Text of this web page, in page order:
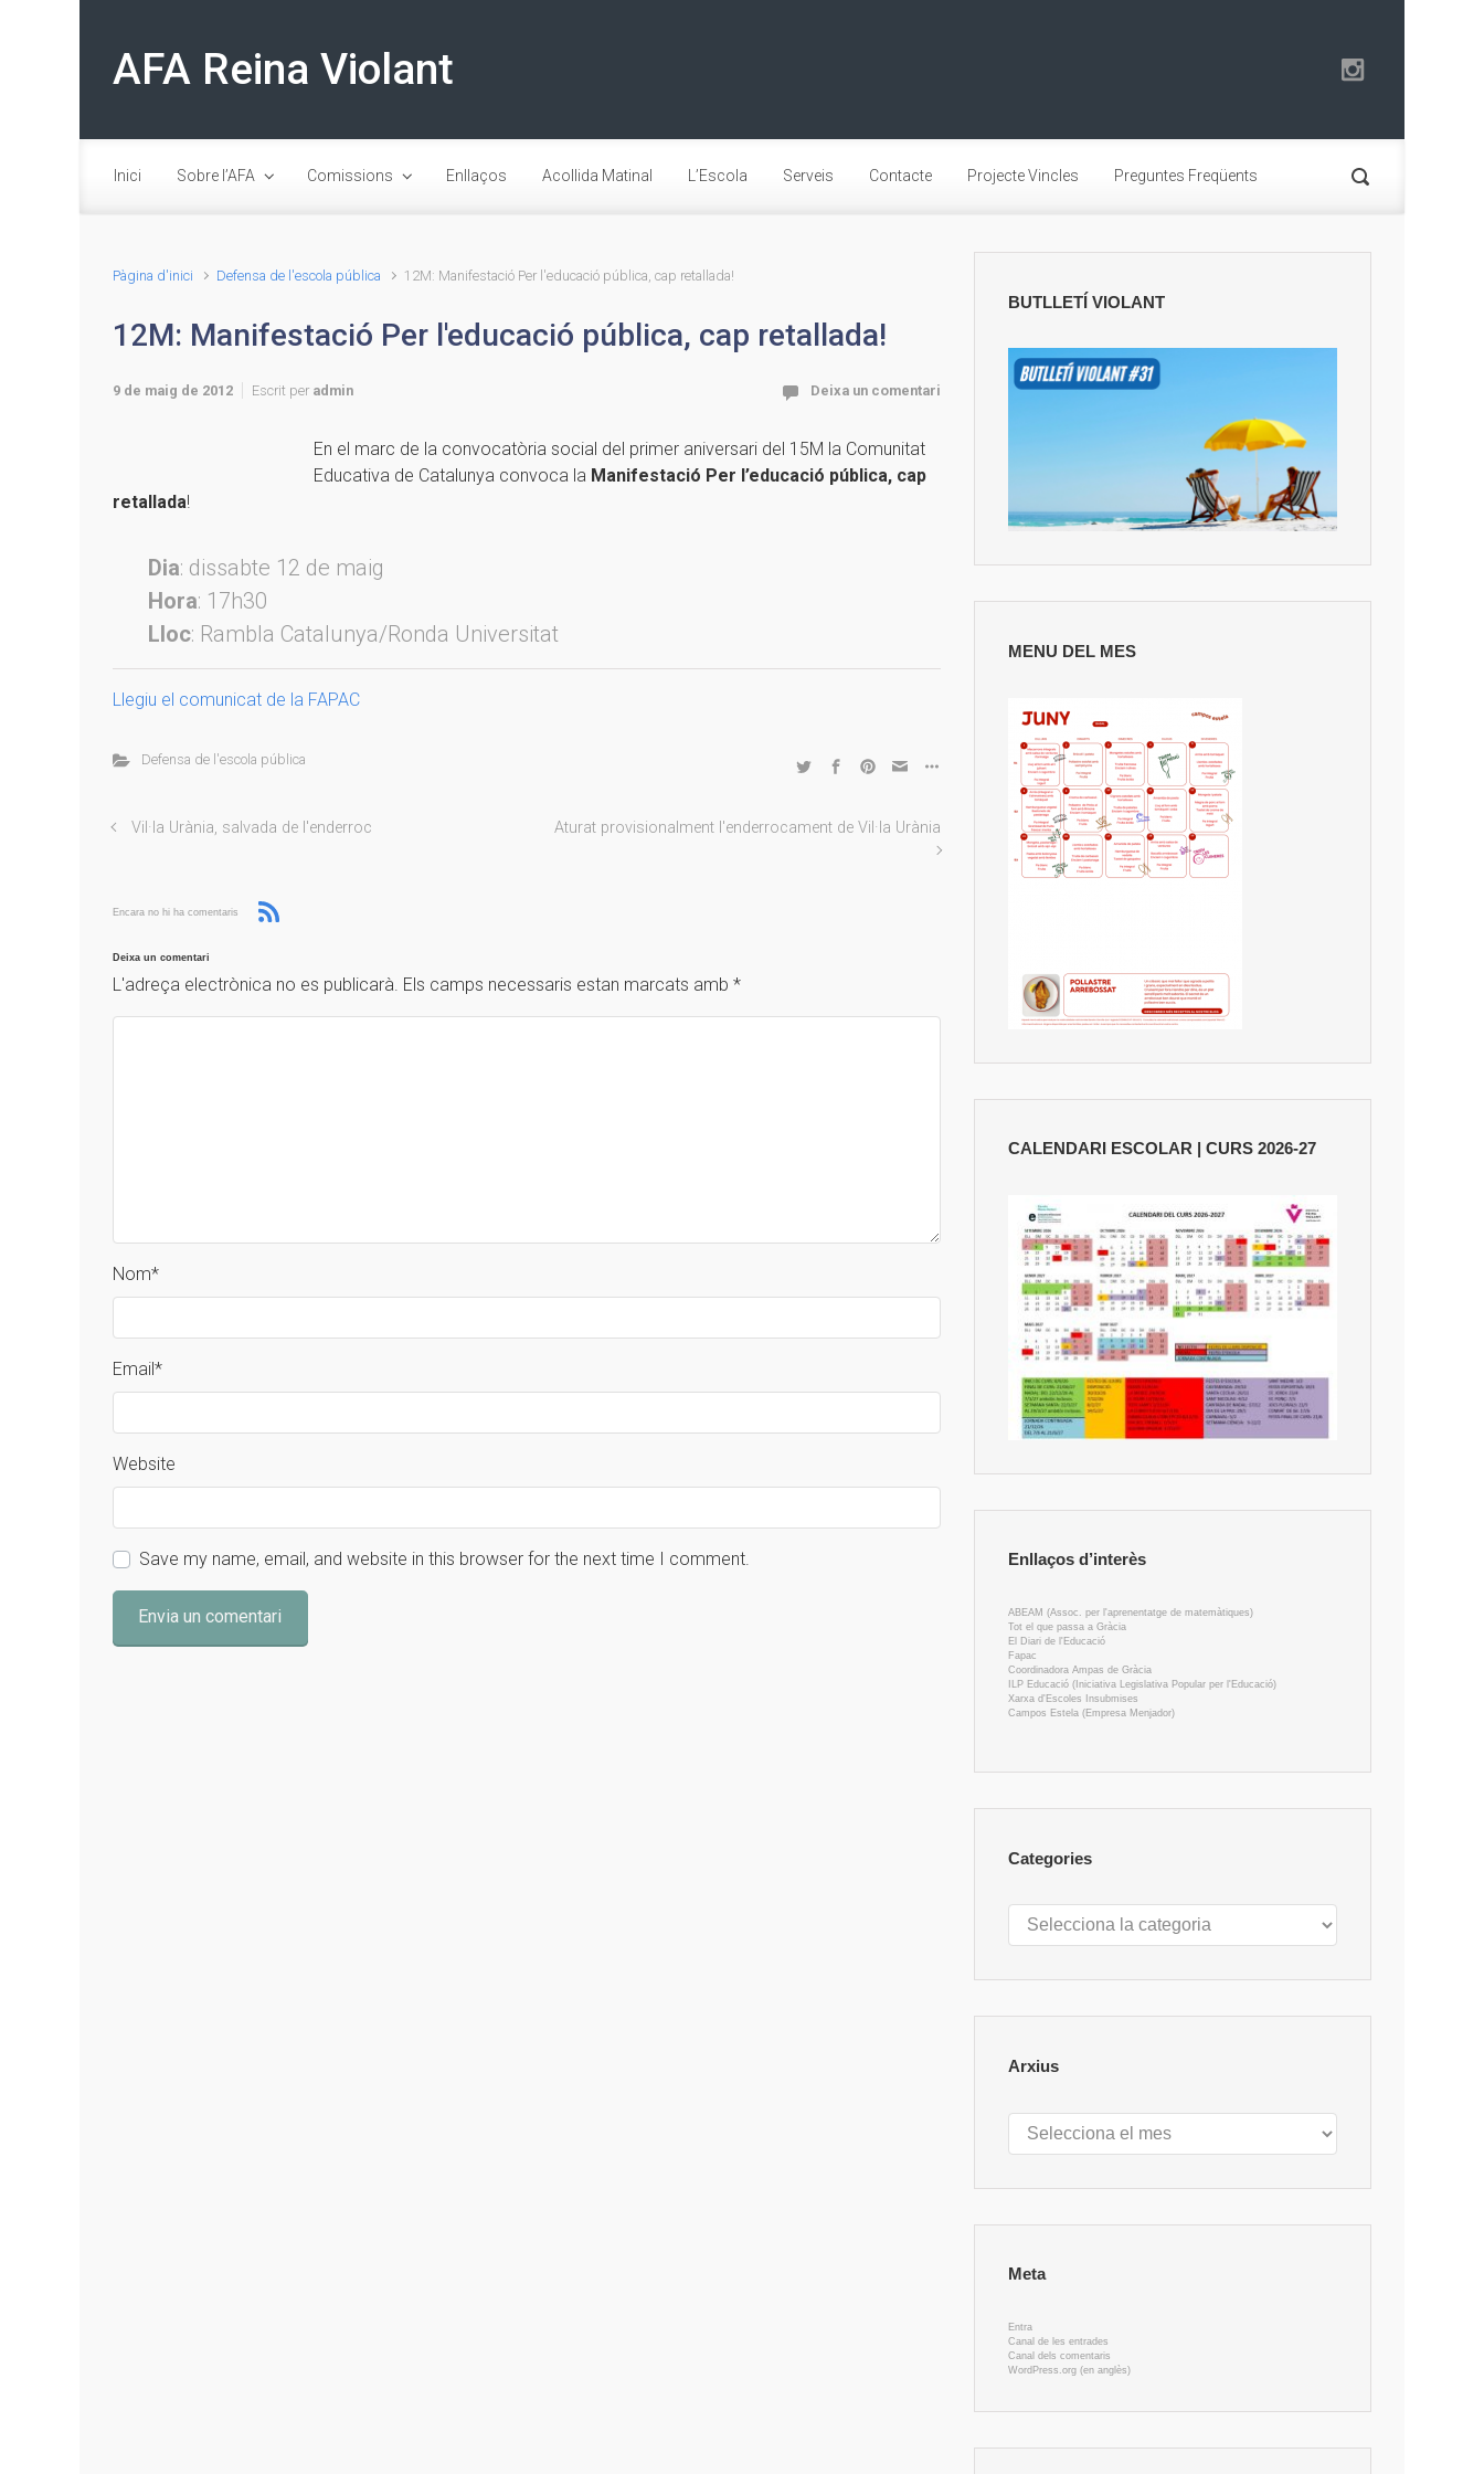
AFA Reina Violant
Inici Sobre l’AFA Comissions Enllaços Acollida Matinal L’Escola Serveis Contacte Projecte Vincles Preguntes Freqüents
Pàgina d'inici Defensa de l'escola pública 12M: Manifestació Per l'educació pública, cap retallada!
12M: Manifestació Per l'educació pública, cap retallada!
9 de maig de 2012 Escrit per admin Deixa un comentari
En el marc de la convocatòria social del primer aniversari del 15M la Comunitat
Educativa de Catalunya convoca la Manifestació Per l’educació pública, cap
retallada!
Dia: dissabte 12 de maig
Hora: 17h30
Lloc: Rambla Catalunya/Ronda Universitat
Llegiu el comunicat de la FAPAC
Defensa de l'escola pública
Vil·la Urània, salvada de l'enderroc Aturat provisionalment l'enderrocament de Vil·la Urània
Encara no hi ha comentaris
Deixa un comentari
L'adreça electrònica no es publicarà. Els camps necessaris estan marcats amb *
Nom*
Email*
Website
Save my name, email, and website in this browser for the next time I comment.
BUTLLETÍ VIOLANT
MENU DEL MES
CALENDARI ESCOLAR | CURS 2026-27
Enllaços d’interès
ABEAM (Assoc. per l'aprenentatge de matemàtiques)
Tot el que passa a Gràcia
El Diari de l'Educació
Fapac
Coordinadora Ampas de Gràcia
ILP Educació (Iniciativa Legislativa Popular per l'Educació)
Xarxa d'Escoles Insubmises
Campos Estela (Empresa Menjador)
Categories
Categories
Arxius
Arxius
Meta
Entra
Canal de les entrades
Canal dels comentaris
WordPress.org (en anglès)